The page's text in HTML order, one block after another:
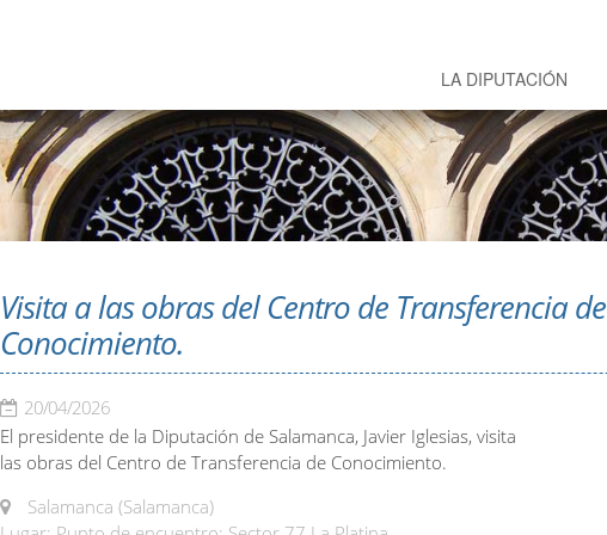
LA DIPUTACIÓN
Visita a las obras del Centro de Transferencia de
Conocimiento.
20/04/2026
El presidente de la Diputación de Salamanca, Javier Iglesias, visita
las obras del Centro de Transferencia de Conocimiento.
Salamanca (Salamanca)